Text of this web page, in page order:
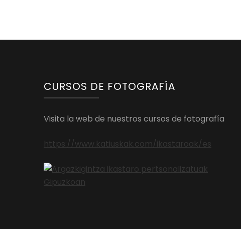
CURSOS DE FOTOGRAFÍA
Visita la web de nuestros cursos de fotografía
https://www.katiuskak.com/ikastaroak/es